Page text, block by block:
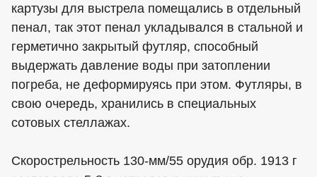
картузы для выстрела помещались в отдельный
пенал, так этот пенал укладывался в стальной и
герметично закрытый футляр, способный
выдержать давление воды при затоплении
погреба, не деформируясь при этом. Футляры, в
свою очередь, хранились в специальных
сотовых стеллажах.
Скорострельность 130-мм/55 орудия обр. 1913 г